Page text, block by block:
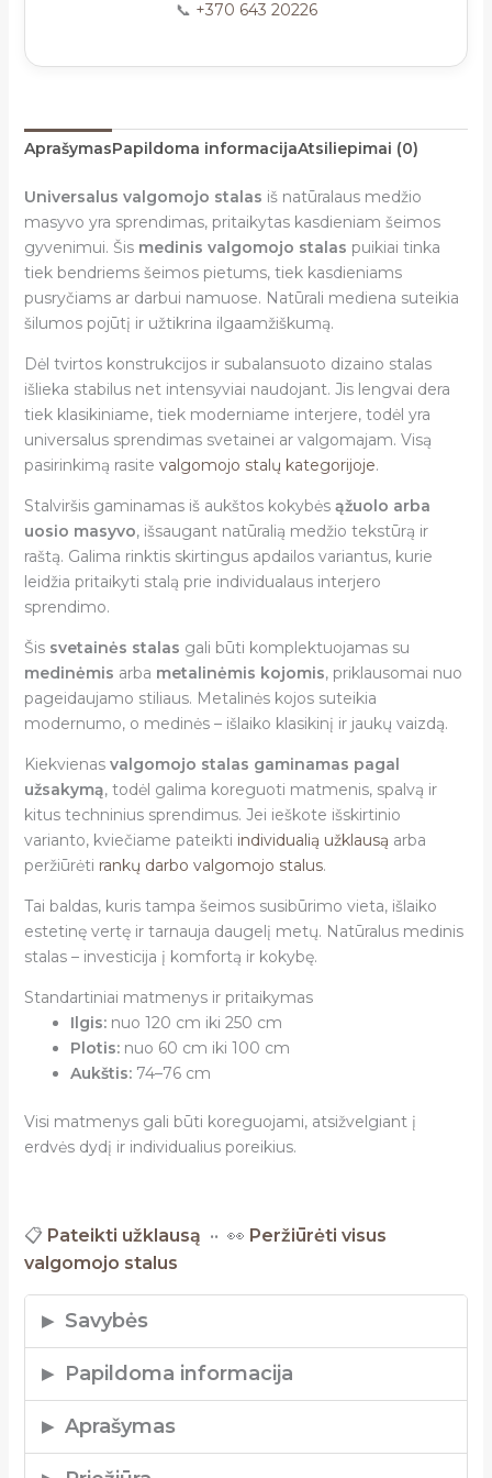
📞 +370 643 20226
AprašymasPapildoma informacijaAtsiliepimai (0)
Universalus valgomojo stalas iš natūralaus medžio
masyvo yra sprendimas, pritaikytas kasdieniam šeimos
gyvenimui. Šis medinis valgomojo stalas puikiai tinka
tiek bendriems šeimos pietums, tiek kasdieniams
pusryčiams ar darbui namuose. Natūrali mediena suteikia
šilumos pojūtį ir užtikrina ilgaamžiškumą.
Dėl tvirtos konstrukcijos ir subalansuoto dizaino stalas
išlieka stabilus net intensyviai naudojant. Jis lengvai dera
tiek klasikiniame, tiek moderniame interjere, todėl yra
universalus sprendimas svetainei ar valgomajam. Visą
pasirinkimą rasite valgomojo stalų kategorijoje.
Stalviršis gaminamas iš aukštos kokybės ąžuolo arba
uosio masyvo, išsaugant natūralią medžio tekstūrą ir
raštą. Galima rinktis skirtingus apdailos variantus, kurie
leidžia pritaikyti stalą prie individualaus interjero
sprendimo.
Šis svetainės stalas gali būti komplektuojamas su
medinėmis arba metalinėmis kojomis, priklausomai nuo
pageidaujamo stiliaus. Metalinės kojos suteikia
modernumo, o medinės – išlaiko klasikinį ir jaukų vaizdą.
Kiekvienas valgomojo stalas gaminamas pagal
užsakymą, todėl galima koreguoti matmenis, spalvą ir
kitus techninius sprendimus. Jei ieškote išskirtinio
varianto, kviečiame pateikti individualią užklausą arba
peržiūrėti rankų darbo valgomojo stalus.
Tai baldas, kuris tampa šeimos susibūrimo vieta, išlaiko
estetinę vertę ir tarnauja daugelį metų. Natūralus medinis
stalas – investicija į komfortą ir kokybę.
Standartiniai matmenys ir pritaikymas
Ilgis:nuo 120 cm iki 250 cm
Plotis:nuo 60 cm iki 100 cm
Aukštis:74–76 cm
Visi matmenys gali būti koreguojami, atsižvelgiant į
erdvės dydį ir individualius poreikius.
📋 Pateikti užklausą •• 👀 Peržiūrėti visus
valgomojo stalus
Savybės
Stalo matmenys ir medžiaga
Šisvalgomojo stalasiš natūralios medienos
formą, kad puikiai atitiktų jūsų virtuvės ar
Papildoma informacija
Pristatymas ir gamybos terminai
Jeiguvalgomojo stalas
Aprašymas
Stiliaus ir dizaino informacija